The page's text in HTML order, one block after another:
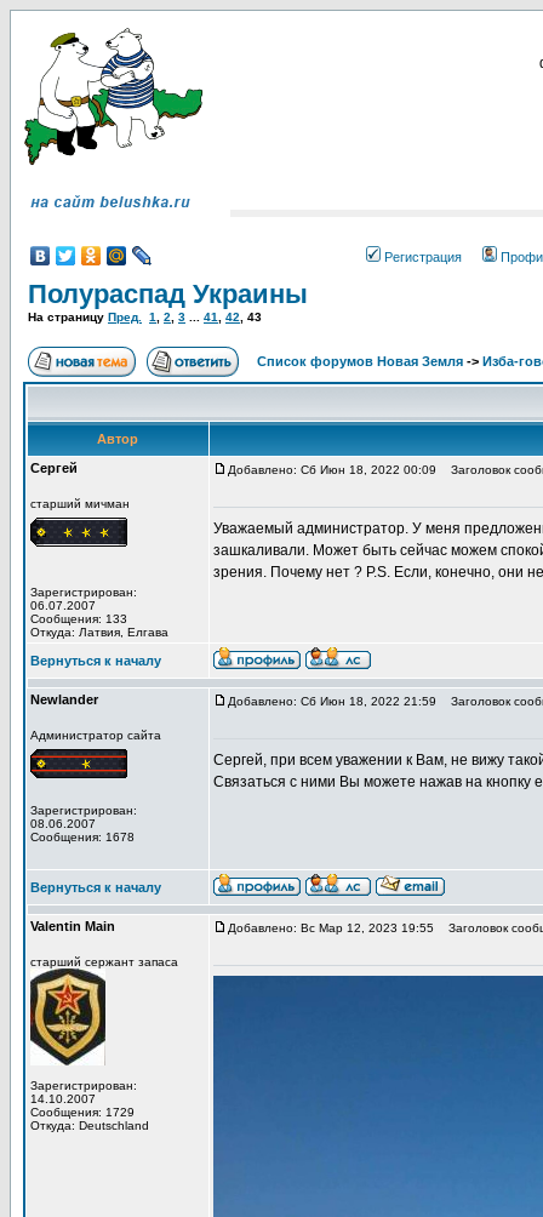
Регистрация
Полураспад Украины
На страницу Пред. 1 2 3 41 42 43
Список форумов Новая Земля -> Изба-
Автор
Сергей
старший мичман
Зарегистрирован:
06.07.2007
Сообщения: 133
Откуда: Латвия, Елгава
Добавлено: Сб Июн 18, 2022 00:09 Заголовок
Уважаемый администратор. У меня
зашкаливали. Может быть сейчас можем
зрения. Почему нет ? P.S. Если, конечно, они
Вернуться к началу
Newlander
Администратор сайта
Зарегистрирован:
08.06.2007
Сообщения: 1678
Добавлено: Сб Июн 18, 2022 21:59 Заголовок
Сергей, при всем уважении к Вам, не вижу
Связаться с ними Вы можете нажав на кнопку
Вернуться к началу
Valentin Main
старший сержант запаса
Зарегистрирован:
14.10.2007
Сообщения: 1729
Откуда: Deutschland
Добавлено: Вс Мар 12, 2023 19:55 Заголовок